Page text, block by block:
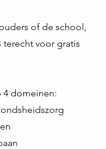
of de school,
terecht voor gratis
4 domeinen: